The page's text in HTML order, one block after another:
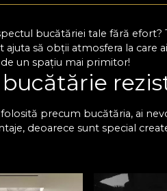
bucătăriei tale fără
să obții atmosfera la care
un spațiu mai primitor!
precum bucătăria, ai
deoarece sunt special
care îmbină funcționalitatea
fi expus pe